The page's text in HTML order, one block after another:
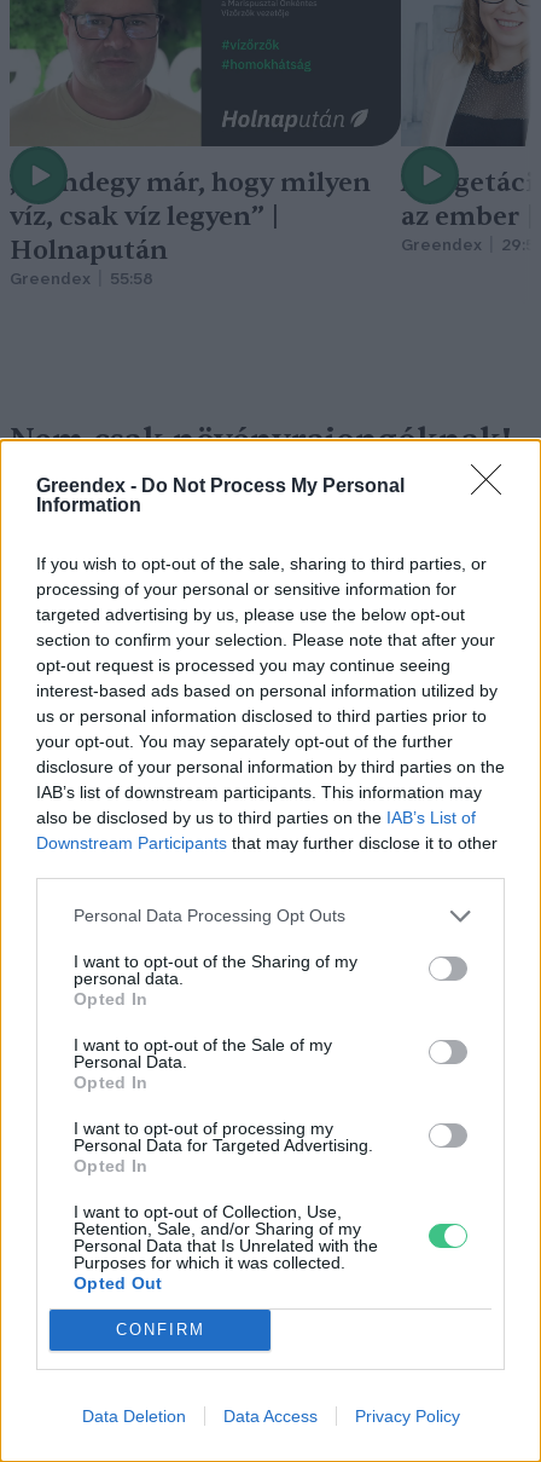
Greendex - Do Not Process My Personal
Information
If you wish to opt-out of the sale, sharing to third parties, or
processing of your personal or sensitive information for
targeted advertising by us, please use the below opt-out
section to confirm your selection. Please note that after your
opt-out request is processed you may continue seeing
interest-based ads based on personal information utilized by
us or personal information disclosed to third parties prior to
your opt-out. You may separately opt-out of the further
disclosure of your personal information by third parties on the
IAB’s list of downstream participants. This information may
also be disclosed by us to third parties on the IAB’s List of
Downstream Participants that may further disclose it to other
Personal Data Processing Opt Outs
I want to opt-out of the Sharing of my
personal data.
Opted In
I want to opt-out of the Sale of my
Personal Data.
Opted In
I want to opt-out of processing my
Personal Data for Targeted Advertising.
Opted In
I want to opt-out of Collection, Use,
Retention, Sale, and/or Sharing of my
Personal Data that Is Unrelated with the
Purposes for which it was collected.
Opted Out
CONFIRM
Data Deletion Data Access Privacy Policy
„Mindegy már, hogy milyen
víz, csak víz legyen” |
Holnapután
Greendex 55:58
A
az ember
Greendex
Nem csak növényrajongóknak!
– 8 arborétum, amelyet
érdemes meglátogatni
ÉLŐ BOLYGÓNK Granát-Galló Tímea 5 perc
Magyarország tele van gyönyörű növényekkel, így arborétumokkal
is. A jó idő beköszöntével érdemes minél többet felkeresni.
Születésnapi programokkal várja a
hétvégén a közönséget a 160 éves
Fővárosi Állatkert
Szedd magad őszibarack: itt vannak